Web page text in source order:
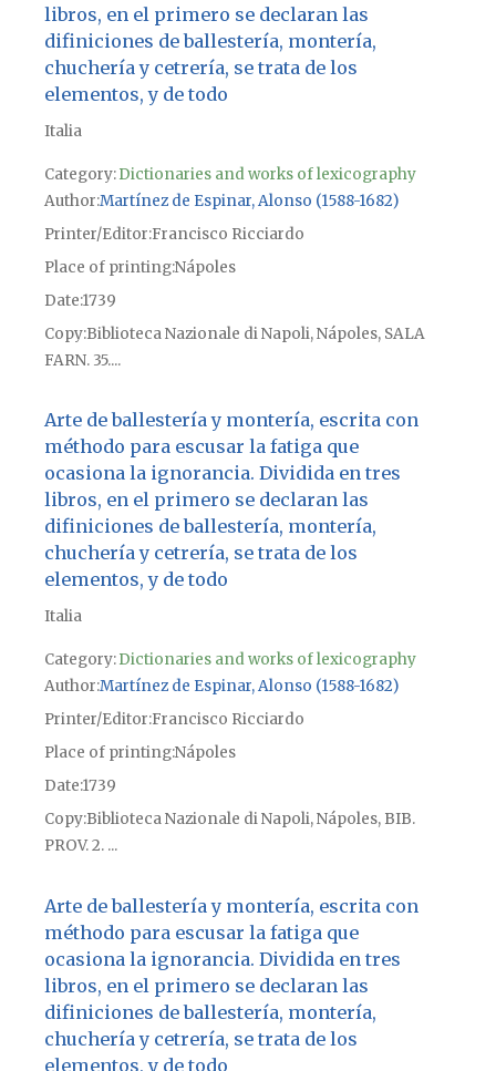
libros, en el primero se declaran las
difiniciones de ballestería, montería,
chuchería y cetrería, se trata de los
elementos, y de todo
Italia
Category:Dictionaries and works of lexicography
Author Martínez de Espinar, Alonso (1588-1682)
Printer/Editor Francisco Ricciardo
Place of printingNápoles
Date1739
CopyBiblioteca Nazionale di Napoli, Nápoles, SALA
FARN. 35....
Arte de ballestería y montería, escrita con
méthodo para escusar la fatiga que
ocasiona la ignorancia. Dividida en tres
libros, en el primero se declaran las
difiniciones de ballestería, montería,
chuchería y cetrería, se trata de los
elementos, y de todo
Italia
Category:Dictionaries and works of lexicography
Author Martínez de Espinar, Alonso (1588-1682)
Printer/Editor Francisco Ricciardo
Place of printingNápoles
Date1739
CopyBiblioteca Nazionale di Napoli, Nápoles, BIB.
PROV. 2. ...
Arte de ballestería y montería, escrita con
méthodo para escusar la fatiga que
ocasiona la ignorancia. Dividida en tres
libros, en el primero se declaran las
difiniciones de ballestería, montería,
chuchería y cetrería, se trata de los
elementos, y de todo